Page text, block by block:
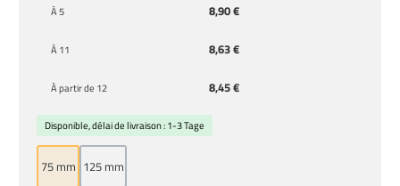
À5 8,90 €
À11 8,63 €
À partir de 12 8,45 €
Disponible, délai de livraison : 1-3 Tage
75 mm 125 mm